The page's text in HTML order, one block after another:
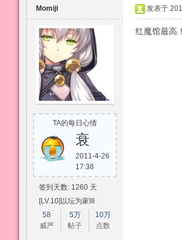
Momiji
TA的每日心情
衰
2011-4-26
17:38
签到天数: 1260 天
[LV.10]以坛为家III
58
威严
5万
帖子
10万
点数
发表于
红魔馆最高